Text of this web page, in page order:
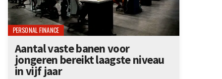
PERSONAL FINANCE
Aantal vaste banen voor
jongeren bereikt laagste niveau
in vijf jaar